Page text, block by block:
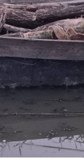
iar reprezentanții
din Drochia, cât și
au contribuit la